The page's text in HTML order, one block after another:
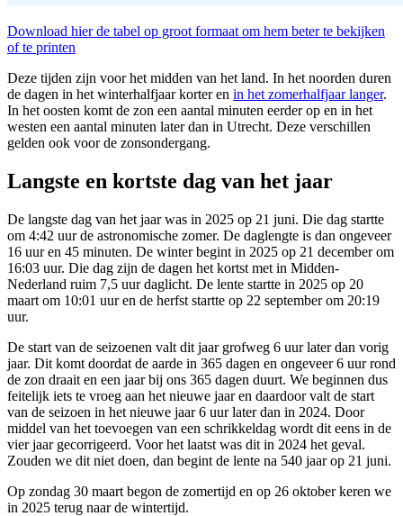
Download hier de tabel op groot formaat om hem beter te bekijken
of te printen
Deze tijden zijn voor het midden van het land. In het noorden duren
de dagen in het winterhalfjaar korter en in het zomerhalfjaar langer.
In het oosten komt de zon een aantal minuten eerder op en in het
westen een aantal minuten later dan in Utrecht. Deze verschillen
gelden ook voor de zonsondergang.
Langste en kortste dag van het jaar
De langste dag van het jaar was in 2025 op 21 juni. Die dag startte
om 4:42 uur de astronomische zomer. De daglengte is dan ongeveer
16 uur en 45 minuten. De winter begint in 2025 op 21 december om
16:03 uur. Die dag zijn de dagen het kortst met in Midden-
Nederland ruim 7,5 uur daglicht. De lente startte in 2025 op 20
maart om 10:01 uur en de herfst startte op 22 september om 20:19
uur.
De start van de seizoenen valt dit jaar grofweg 6 uur later dan vorig
jaar. Dit komt doordat de aarde in 365 dagen en ongeveer 6 uur rond
de zon draait en een jaar bij ons 365 dagen duurt. We beginnen dus
feitelijk iets te vroeg aan het nieuwe jaar en daardoor valt de start
van de seizoen in het nieuwe jaar 6 uur later dan in 2024. Door
middel van het toevoegen van een schrikkeldag wordt dit eens in de
vier jaar gecorrigeerd. Voor het laatst was dit in 2024 het geval.
Zouden we dit niet doen, dan begint de lente na 540 jaar op 21 juni.
Op zondag 30 maart begon de zomertijd en op 26 oktober keren we
in 2025 terug naar de wintertijd.